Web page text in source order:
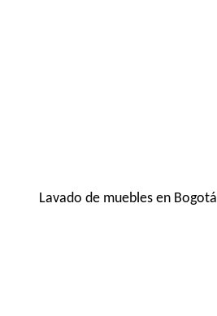
Lavado de muebles en Bogotá